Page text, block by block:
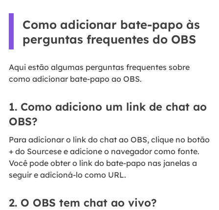
Como adicionar bate-papo às
perguntas frequentes do OBS
Aqui estão algumas perguntas frequentes sobre
como adicionar bate-papo ao OBS.
1. Como adiciono um link de chat ao
OBS?
Para adicionar o link do chat ao OBS, clique no botão
+ do Sourcese e adicione o navegador como fonte.
Você pode obter o link do bate-papo nas janelas a
seguir e adicioná-lo como URL.
2. O OBS tem chat ao vivo?